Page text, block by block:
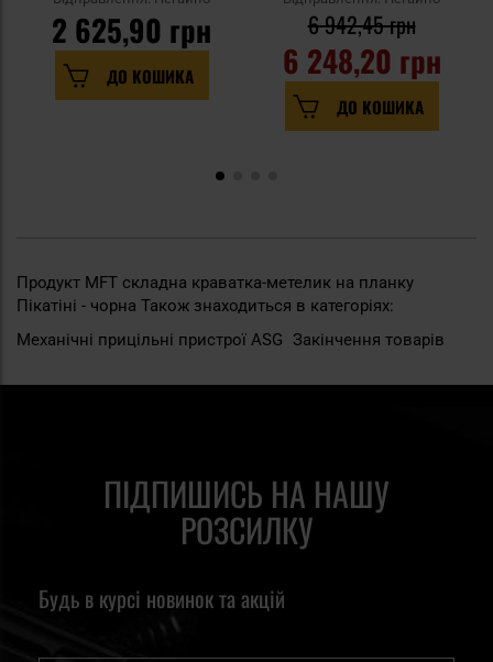
2 625,90 грн
ДО КОШИКА 6 248,20 грн
6 942,45 грн
ДО КОШИКА
Продукт MFT складна краватка-метелик на планку
Пікатіні - чорна Також знаходиться в категоріях:
Механічні прицільні пристрої ASG
Закінчення товарів
ПІДПИШИСЬ НА НАШУ
РОЗСИЛКУ
Будь в курсі новинок та акцій